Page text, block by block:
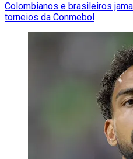
Colombianos e brasileiros
torneios da Conmebol